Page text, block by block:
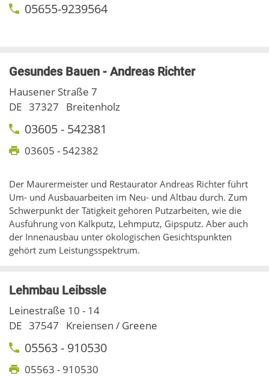
05655-9239564
Gesundes Bauen - Andreas Richter
Hausener Straße 7
DE 37327 Breitenholz
03605 - 542381
03605 - 542382
Der Maurermeister und Restaurator Andreas Richter führt
Um- und Ausbauarbeiten im Neu- und Altbau durch. Zum
Schwerpunkt der Tätigkeit gehören Putzarbeiten, wie die
Ausführung von Kalkputz, Lehmputz, Gipsputz. Aber auch
der Innenausbau unter ökologischen Gesichtspunkten
gehört zum Leistungsspektrum.
Lehmbau Leibssle
Leinestraße 10 - 14
DE 37547 Kreiensen / Greene
05563 - 910530
05563 - 910530